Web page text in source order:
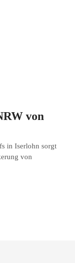
von
in Iserlohn sorgt
von